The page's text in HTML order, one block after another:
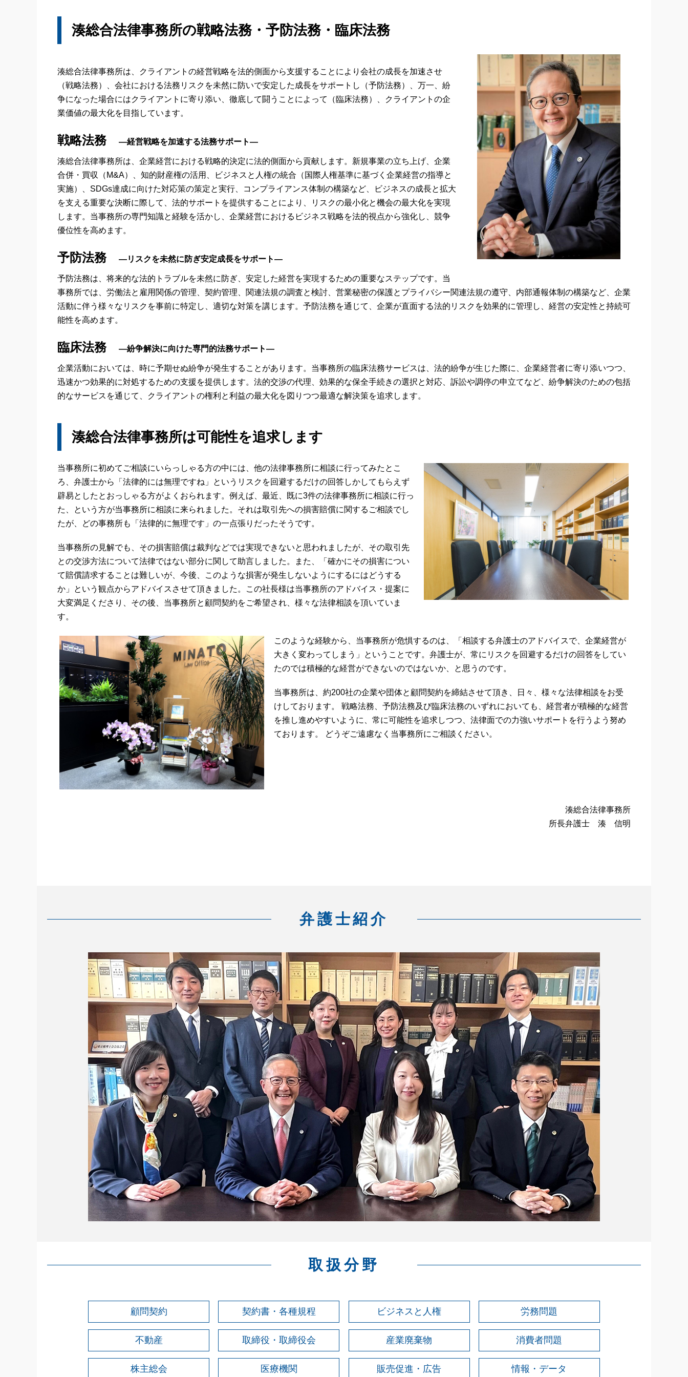
湊総合法律事務所の戦略法務・予防法務・臨床法務
湊総合法律事務所は、クライアントの経営戦略を法的側面から支援することにより会社の成長を加速させ
（戦略法務）、会社における法務リスクを未然に防いで安定した成長をサポートし（予防法務）、万一、紛
争になった場合にはクライアントに寄り添い、徹底して闘うことによって（臨床法務）、クライアントの企
業価値の最大化を目指しています。
戦略法務 ―経営戦略を加速する法務サポート―
湊総合法律事務所は、企業経営における戦略的決定に法的側面から貢献します。新規事業の立ち上げ、企業
合併・買収（M&A）、知的財産権の活用、ビジネスと人権の統合（国際人権基準に基づく企業経営の指導と
実施）、SDGs達成に向けた対応策の策定と実行、コンプライアンス体制の構築など、ビジネスの成長と拡大
を支える重要な決断に際して、法的サポートを提供することにより、リスクの最小化と機会の最大化を実現
します。当事務所の専門知識と経験を活かし、企業経営におけるビジネス戦略を法的視点から強化し、競争
優位性を高めます。
予防法務 ―リスクを未然に防ぎ安定成長をサポート―
予防法務は、将来的な法的トラブルを未然に防ぎ、安定した経営を実現するための重要なステップです。当
事務所では、労働法と雇用関係の管理、契約管理、関連法規の調査と検討、営業秘密の保護とプライバシー関連法規の遵守、内部通報体制の構築など、企業
活動に伴う様々なリスクを事前に特定し、適切な対策を講じます。予防法務を通じて、企業が直面する法的リスクを効果的に管理し、経営の安定性と持続可
能性を高めます。
臨床法務 ―紛争解決に向けた専門的法務サポート―
企業活動においては、時に予期せぬ紛争が発生することがあります。当事務所の臨床法務サービスは、法的紛争が生じた際に、企業経営者に寄り添いつつ、
迅速かつ効果的に対処するための支援を提供します。法的交渉の代理、効果的な保全手続きの選択と対応、訴訟や調停の申立てなど、紛争解決のための包括
的なサービスを通じて、クライアントの権利と利益の最大化を図りつつ最適な解決策を追求します。
湊総合法律事務所は可能性を追求します
当事務所に初めてご相談にいらっしゃる方の中には、他の法律事務所に相談に行ってみたとこ
ろ、弁護士から「法律的には無理ですね」というリスクを回避するだけの回答しかしてもらえず
辟易としたとおっしゃる方がよくおられます。例えば、最近、既に3件の法律事務所に相談に行っ
た、という方が当事務所に相談に来られました。それは取引先への損害賠償に関するご相談でし
たが、どの事務所も「法律的に無理です」の一点張りだったそうです。
当事務所の見解でも、その損害賠償は裁判などでは実現できないと思われましたが、その取引先
との交渉方法について法律ではない部分に関して助言しました。また、「確かにその損害につい
て賠償請求することは難しいが、今後、このような損害が発生しないようにするにはどうする
か」という観点からアドバイスさせて頂きました。この社長様は当事務所のアドバイス・提案に
大変満足くださり、その後、当事務所と顧問契約をご希望され、様々な法律相談を頂いていま
す。
このような経験から、当事務所が危惧するのは、「相談する弁護士のアドバイスで、企業経営が
大きく変わってしまう」ということです。弁護士が、常にリスクを回避するだけの回答をしてい
たのでは積極的な経営ができないのではないか、と思うのです。
当事務所は、約200社の企業や団体と顧問契約を締結させて頂き、日々、様々な法律相談をお受
けしております。 戦略法務、予防法務及び臨床法務のいずれにおいても、経営者が積極的な経営
を推し進めやすいように、常に可能性を追求しつつ、法律面での力強いサポートを行うよう努め
ております。 どうぞご遠慮なく当事務所にご相談ください。
湊総合法律事務所
所長弁護士 湊 信明
弁護士紹介
取扱分野
顧問契約 契約書・各種規程 ビジネスと人権 労務問題
不動産 取締役・取締役会 産業廃棄物 消費者問題
株主総会 医療機関 販売促進・広告 情報・データ